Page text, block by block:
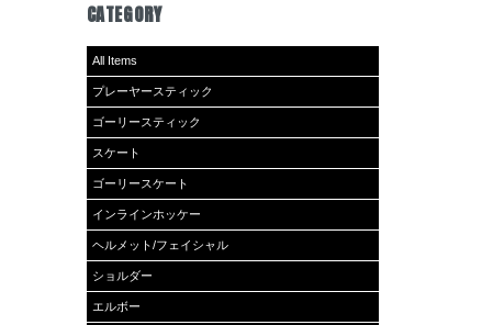
CATEGORY
All Items
プレーヤースティック
ゴーリースティック
スケート
ゴーリースケート
インラインホッケー
ヘルメット/フェイシャル
ショルダー
エルボー